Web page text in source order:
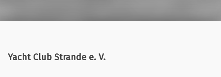
Yacht Club Strande e. V.